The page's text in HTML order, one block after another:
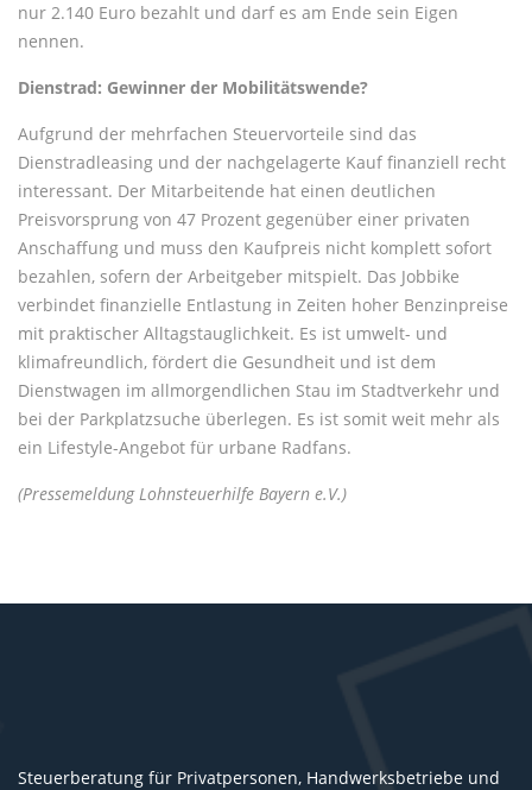
nur 2.140 Euro bezahlt und darf es am Ende sein Eigen
nennen.
Dienstrad: Gewinner der Mobilitätswende?
Aufgrund der mehrfachen Steuervorteile sind das
Dienstradleasing und der nachgelagerte Kauf finanziell recht
interessant. Der Mitarbeitende hat einen deutlichen
Preisvorsprung von 47 Prozent gegenüber einer privaten
Anschaffung und muss den Kaufpreis nicht komplett sofort
bezahlen, sofern der Arbeitgeber mitspielt. Das Jobbike
verbindet finanzielle Entlastung in Zeiten hoher Benzinpreise
mit praktischer Alltagstauglichkeit. Es ist umwelt- und
klimafreundlich, fördert die Gesundheit und ist dem
Dienstwagen im allmorgendlichen Stau im Stadtverkehr und
bei der Parkplatzsuche überlegen. Es ist somit weit mehr als
ein Lifestyle-Angebot für urbane Radfans.
(Pressemeldung Lohnsteuerhilfe Bayern e.V.)
Steuerberatung für Privatpersonen, Handwerksbetriebe und